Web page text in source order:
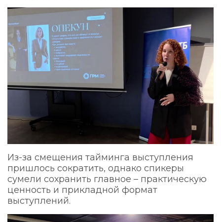
Из-за смещения тайминга выступления
пришлось сократить, однако спикеры
сумели сохранить главное – практическую
ценность и прикладной формат
выступлений.